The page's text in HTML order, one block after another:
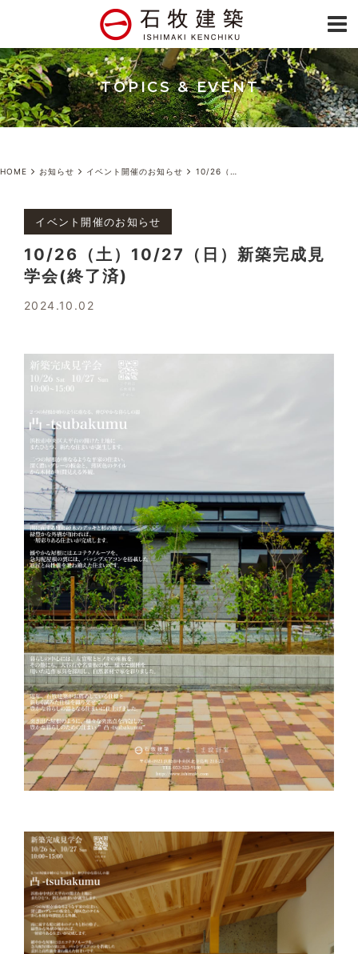
TOPICS & EVENT
HOME お知らせ イベント開催のお知らせ 10/26（土）10/27（日）新築完成見学会(終了済)
イベント開催のお知らせ
10/26（土）10/27（日）新築完成見
学会(終了済)
2024.10.02